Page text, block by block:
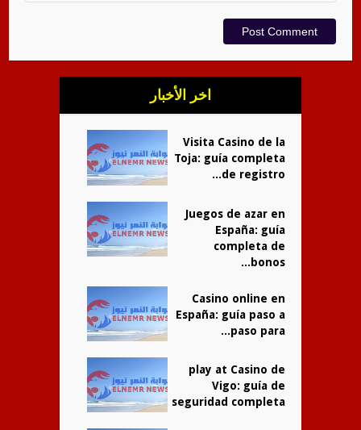
اخر الأخبار
Visita Casino de la
Toja: guía completa
de registro...
Juegos de azar en
España: guía
completa de
bonos...
Casino online en
España: guía paso a
paso para...
play at Casino de
Vigo: guía de
seguridad completa